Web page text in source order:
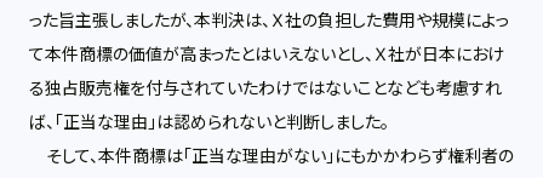
った旨主張しましたが、本判決は、Ｘ社の負担した費用や規模によっ
て本件商標の価値が高まったとはいえないとし、Ｘ社が日本におけ
る独占販売権を付与されていたわけではないことなども考慮すれ
ば、「正当な理由」は認められないと判断しました。
そして、本件商標は「正当な理由がない」にもかかわらず権利者の